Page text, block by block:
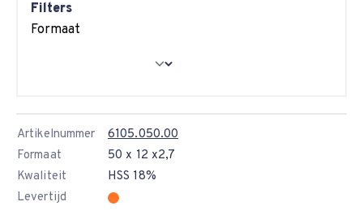
Filters
Formaat
Artikelnummer
6105.050.00
Formaat
50 x 12 x2,7
Kwaliteit
HSS 18%
Levertijd